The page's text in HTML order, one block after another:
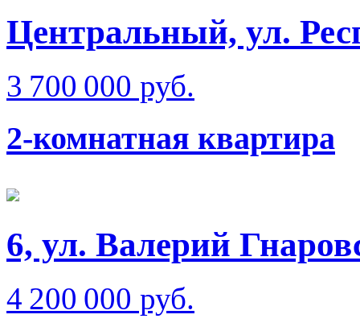
Центральный, ул.
3 700 000 руб.
2-комнатная квартира
6, ул. Валерий
4 200 000 руб.